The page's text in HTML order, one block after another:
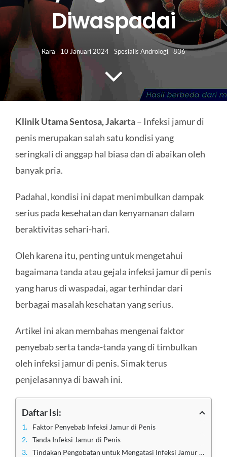
HUBUNGI KAMI
Search
for:
Diwaspadai
Rara 10 Januari 2024 Spesialis Andrologi 836
Klinik Utama Sentosa, Jakarta– Infeksi jamur di
penis merupakan salah satu kondisi yang
seringkali di anggap hal biasa dan di abaikan oleh
banyak pria.
Padahal, kondisi ini dapat menimbulkan dampak
serius pada kesehatan dan kenyamanan dalam
beraktivitas sehari-hari.
Oleh karena itu, penting untuk mengetahui
bagaimana tanda atau gejala infeksi jamur di penis
yang harus di waspadai, agar terhindar dari
berbagai masalah kesehatan yang serius.
Artikel ini akan membahas mengenai faktor
penyebab serta tanda-tanda yang di timbulkan
oleh infeksi jamur di penis. Simak terus
penjelasannya di bawah ini.
Daftar Isi:
Faktor Penyebab Infeksi Jamur di Penis
Tanda Infeksi Jamur di Penis
Tindakan Pengobatan untuk Mengatasi Infeksi Jamur di Penis